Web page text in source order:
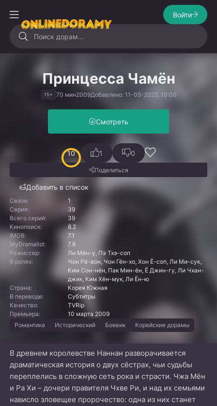
Войти
Принцесса Чамён
15+ 70 мин2009Добавлено: 11-05-2025, 10:00
Смотреть
10
Добавить в список
1 0
Поделиться
Сезон:
1
Серия:
39
Всего серий:
39
Кинопоиск:
8.2
IMDB:
7.1
MyDramalist:
7.8
Режиссер:
Ли Мён-у, Пэ Тхэ-соп
В ролях:
Чон Рё-вон, Чон Гён-хо, Хон Ё-соп, Ли Ми-сук,
Ким Сон-нён, Пак Мин-ён, Ё Джин-гу, Ли Чхан-
джик, Ким Хён-мук, Ли Ён-ю
Страна:
Корея Южная
В переводе:
Субтитры
Качество:
TVRip
Премьера:
10 марта 2009
Романтика
Исторический Боевик Корейские дорамы
В древнем королевстве Наннан разворачивается
драматическая история о двух сёстрах, чьи судьбы
переплелись в сложную сеть рока и страсти. Чжа Мён
и Ра Хи – дочери правителя Чхве Ри, и над их семьями
нависло зловещее пророчество: одна из них станет